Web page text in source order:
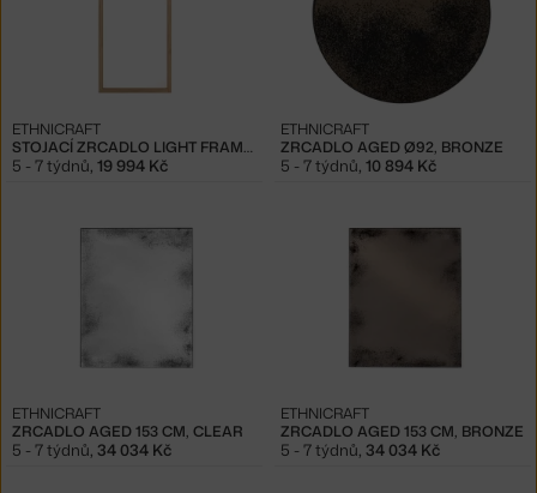
STOJACÍ ZRCADLO LIGHT FRAME, OAK
ETHNICRAFT
5 - 7 týdnů, 19 994 Kč
ZRCADLO AGED Ø92, BRONZE
ETHNICRAFT
5 - 7 týdnů, 10 894 Kč
ZRCADLO AGED 153 CM, CLEAR
ETHNICRAFT
5 - 7 týdnů, 34 034 Kč
ZRCADLO AGED 153 CM, BRONZE
ETHNICRAFT
5 - 7 týdnů, 34 034 Kč